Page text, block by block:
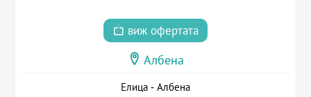
виж офертата
Албена
Елица - Албена